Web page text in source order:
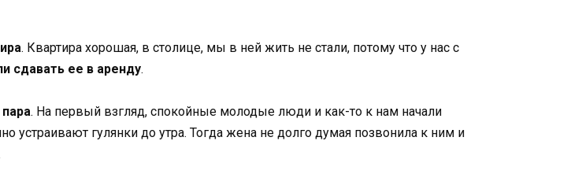
. Квартира хорошая, в столице, мы в ней жить не стали, потому что у нас с
сдавать ее в аренду.
. На первый взгляд, спокойные молодые люди и как-то к нам начали
устраивают гулянки до утра. Тогда жена не долго думая позвонила к ним и